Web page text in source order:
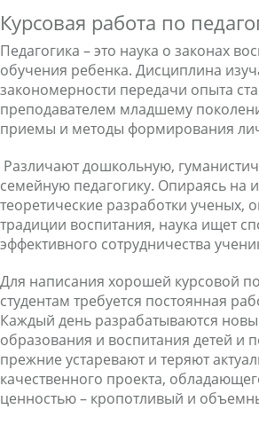
Курсовая работа по
Педагогика – это наука о законах
обучения ребенка. Дисциплина
закономерности передачи опыта
преподавателем младшему
приемы и методы формирования
Различаютдошкольную,
семейную педагогику. Опираясь на
теоретические разработки ученых,
традиции воспитания, наука ищет
эффективного сотрудничества
Для написания хорошей курсовой по
студентам требуется постоянная
Каждый день разрабатываются
образования и воспитания детей и
прежние устаревают и теряют
качественного проекта,
ценностью – кропотливый и